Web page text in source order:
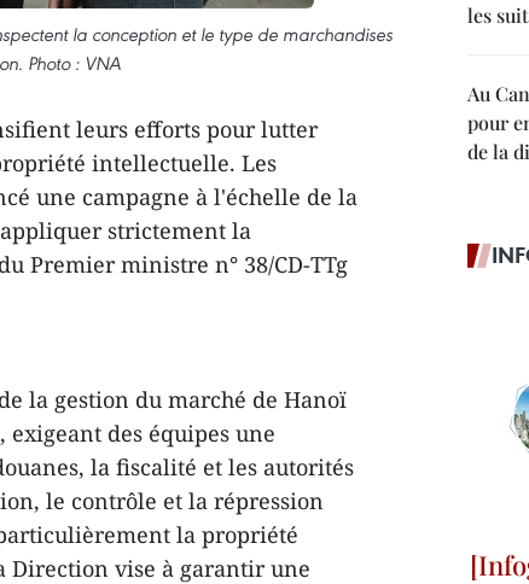
la conception et le type de marchandises
Photo : VNA
leurs efforts pour lutter
intellectuelle. Les
une campagne à l'échelle de la
strictement la
Premier ministre n° 38/CD-TTg
la gestion du marché de Hanoï
exigeant des équipes une
la fiscalité et les autorités
le contrôle et la répression
la propriété
Direction vise à garantir une
les
Au
pour
de la